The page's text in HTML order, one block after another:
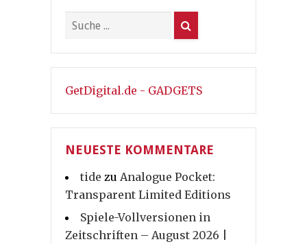
GetDigital.de - GADGETS
NEUESTE KOMMENTARE
tide zu Analogue Pocket:
Transparent Limited Editions
Spiele-Vollversionen in
Zeitschriften – August 2026 |